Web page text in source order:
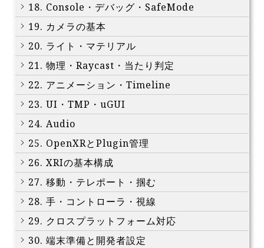
18. Console・デバッグ・SafeMode
19. カメラの基本
20. ライト・マテリアル
21. 物理・Raycast・当たり判定
22. アニメーション・Timeline
23. UI・TMP・uGUI
24. Audio
25. OpenXRとPlugin管理
26. XRIの基本構成
27. 移動・テレポート・掴む
28. 手・コントローラ・視線
29. クロスプラットフォーム対応
30. 端末準備と開発者設定